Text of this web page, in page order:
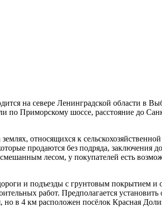
на севере Ленинградской области в
по Приморскому шоссе, расстояние до
относящихся к
продаются без подряда, заключения
лесом, у покупателей есть
и подъезды с грунтовым покрытием
работ. Предполагается
но в 4 км расположен посёлок Красная